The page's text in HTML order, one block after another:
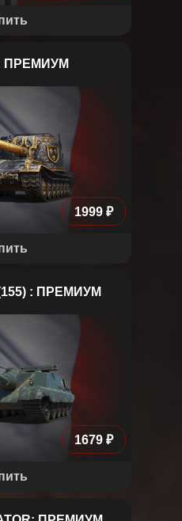
ПРЕМИУМ
1999 ₽
: ПРЕМИУМ
(155)
1679 ₽